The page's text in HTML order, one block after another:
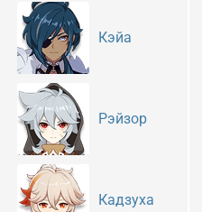
Кэйа
Рэйзор
Кадзуха